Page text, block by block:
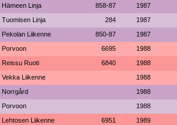
Hämeen Linja 858-87 1987
Tuomisen Linja 284 1987
Pekolan Liikenne 850-87 1987
Porvoon 6695 1988
Reissu Ruoti 6840 1988
Vekka Liikenne 1988
Norrgård 1988
Porvoon 1988
Lehtosen Liikenne 6951 1989